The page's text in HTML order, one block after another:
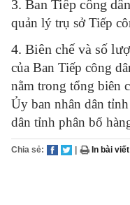
3. Ban Tiếp công
quản lý trụ sở Tiếp
4. Biên chế và số
của Ban Tiếp công
nằm trong tổng biên
Ủy ban nhân dân
dân tỉnh phân bổ
Chia sẻ: In bài viết